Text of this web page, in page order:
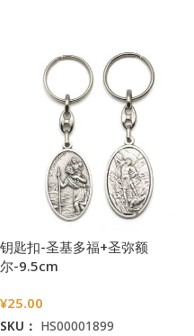
钥匙扣-圣基多福+圣弥额
尔-9.5cm
¥25.00
SKU： HS00001899